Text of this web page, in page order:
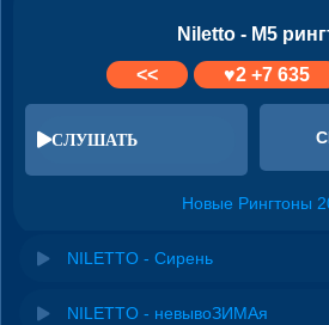
Niletto - М5
<<
♥2 +7 635
СЛУШАТЬ
Новые Рингтоны
NILETTO - Сирень
NILETTO - невывоЗИМАя